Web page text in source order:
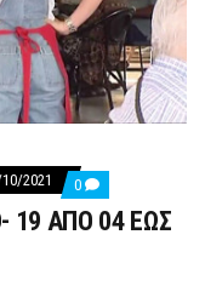
2021 0 COMMENTS
ON
ΤΑ
19 ΑΠΟ 04 ΕΩΣ